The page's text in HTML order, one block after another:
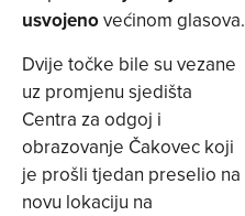
usvojenovećinom glasova.
Dvije točke bile su vezane
uz promjenu sjedišta
Centra za odgoj i
obrazovanje Čakovec koji
je prošli tjedan preselio na
novu lokaciju na